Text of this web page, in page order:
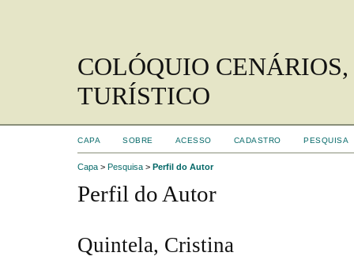
COLÓQUIO
TURÍSTICO
CAPA SOBRE ACESSO CADASTRO PESQUISA
Capa > Pesquisa > Perfil do Autor
Perfil do Autor
Quintela, Cristina